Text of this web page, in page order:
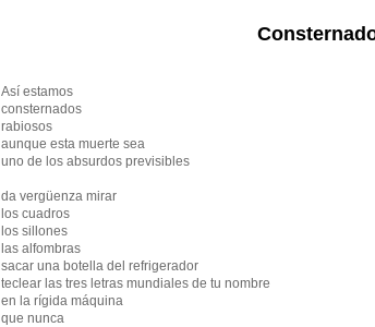
Así estamos
consternados
rabiosos
aunque esta muerte sea
uno de los absurdos previsibles
da vergüenza mirar
los cuadros
los sillones
las alfombras
sacar una botella del refrigerador
teclear las tres letras mundiales de tu nombre
en la rígida máquina
que nunca